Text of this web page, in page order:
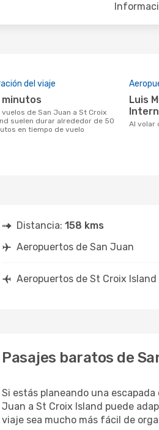
del viaje
minutos
suelen durar alrededor de 50
en tiempo de vuelo
Luis Munoz Marin
Al
Distancia: 158 kms
Aeropuertos de San Juan
Aeropuertos de St Croix Island
Pasajes baratos de
Si estás planeando una
Juan a St Croix Island puede
viaje sea mucho más fácil de